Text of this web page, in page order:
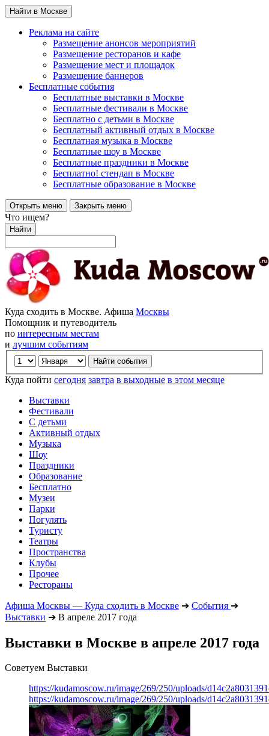
Найти в Москве
Реклама на сайте
Размещение анонсов мероприятий
Размещение ресторанов и кафе
Размещение мест и площадок
Размещение баннеров
Бесплатные события
Бесплатные выставки в Москве
Бесплатные фестивали в Москве
Бесплатно с детьми в Москве
Бесплатный активный отдых в Москве
Бесплатная музыка в Москве
Бесплатные шоу в Москве
Бесплатные праздники в Москве
Бесплатно! стендап в Москве
Бесплатные образование в Москве
Открыть меню Закрыть меню
Что ищем?
Найти
Куда сходить в Москве. Афиша Москвы
Помощник и путеводитель
по интересным местам
и лучшим событиям
Куда пойти сегодня завтра в выходные в этом месяце
Выставки
Фестивали
С детьми
Активный отдых
Музыка
Шоу
Праздники
Образование
Бесплатно
Музеи
Парки
Погулять
Туристу
Театры
Пространства
Клубы
Прочее
Рестораны
Афиша Москвы — Куда сходить в Москве ➔ События ➔
Выставки ➔ В апреле 2017 года
Выставки в Москве в апреле 2017 года
Советуем Выставки
https://kudamoscow.ru/image/269/250/uploads/
https://kudamoscow.ru/image/269/250/uploads/